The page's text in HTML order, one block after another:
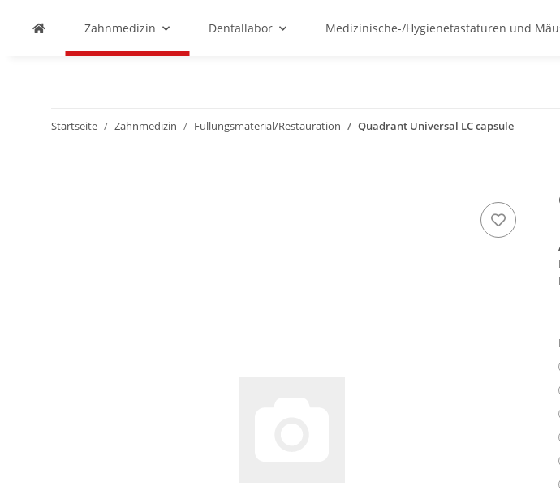
Zahnmedizin Dentallabor Medizinische-/Hygienetastaturen und
Startseite Zahnmedizin Füllungsmaterial/Restauration Quadrant Universal LC capsule